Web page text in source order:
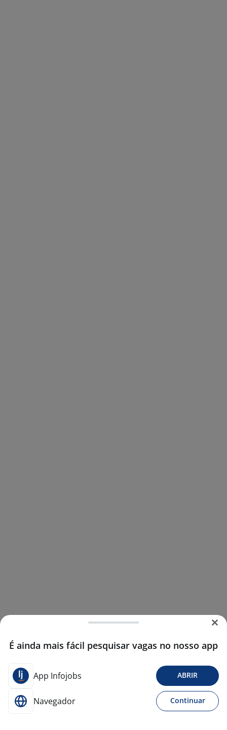
É ainda mais fácil pesquisar vagas no nosso app
App Infojobs ABRIR
Navegador Continuar